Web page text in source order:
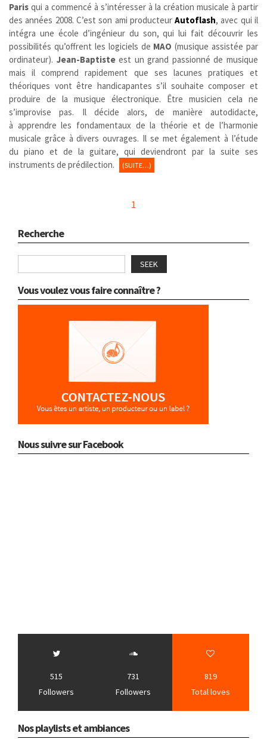
Paris qui a commencé à s’intéresser à la création musicale à partir
des années 2008. C’est son ami producteurAutoflash, avec qui il
intégra une école d’ingénieur du son, qui lui fait découvrir les
possibilités qu’offrent les logiciels de MAO (musique assistée par
ordinateur). Jean-Baptisteest un grand passionné de musique
mais il comprend rapidement que ses lacunes pratiques et
théoriques vont être handicapantes s’il souhaite composer et
produire de la musique électronique. Être musicien cela ne
s’improvise pas. Il décide alors, de manière autodidacte,
à apprendre les fondamentaux de la théorie et de l’harmonie
musicale grâce à divers ouvrages. Il se met également à l’étude
du piano et de la guitare, qui deviendront par la suite ses
instruments de prédilection.
(SUITE…)
1
Recherche
SEEK
Vous voulez vous faire connaître ?
Nous suivre sur Facebook
515
Followers
731
Followers
819
Total loves
Nos playlists et ambiances